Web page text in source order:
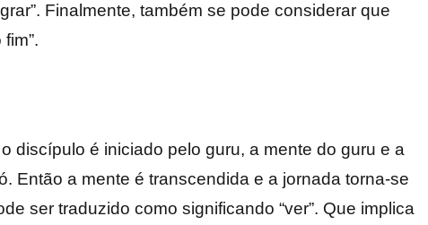
Finalmente, também se pode considerar que
discípulo é iniciado pelo guru, a mente do guru e a
Então a mente é transcendida e a jornada torna-se
ser traduzido como significando “ver”. Que implica